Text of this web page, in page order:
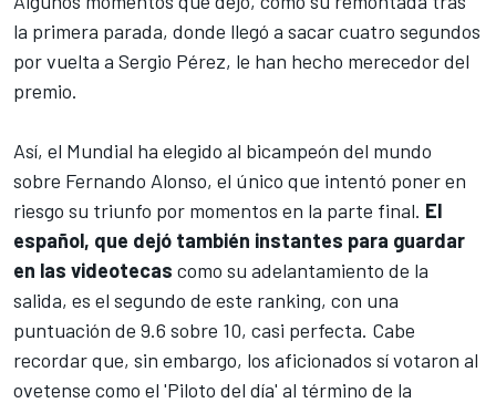
la primera parada, donde llegó a sacar cuatro segundos
por vuelta a Sergio Pérez, le han hecho merecedor del
premio.
Así, el Mundial ha elegido al bicampeón del mundo
sobre Fernando Alonso, el único que intentó poner en
riesgo su triunfo por momentos en la parte final. El
español, que dejó también instantes para guardar
en las videotecas como su adelantamiento de la
salida, es el segundo de este ranking, con una
puntuación de 9.6 sobre 10, casi perfecta. Cabe
recordar que, sin embargo, los aficionados sí votaron al
ovetense como el 'Piloto del día' al término de la